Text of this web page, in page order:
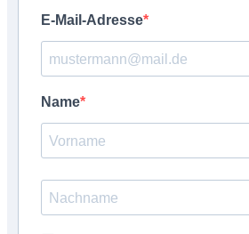
E-Mail-Adresse
Name